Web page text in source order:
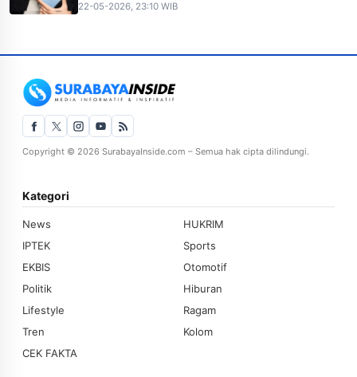
22-05-2026, 23:10 WIB
Copyright © 2026 SurabayaInside.com – Semua hak cipta dilindungi.
Kategori
News
HUKRIM
IPTEK
Sports
EKBIS
Otomotif
Politik
Hiburan
Lifestyle
Ragam
Tren
Kolom
CEK FAKTA